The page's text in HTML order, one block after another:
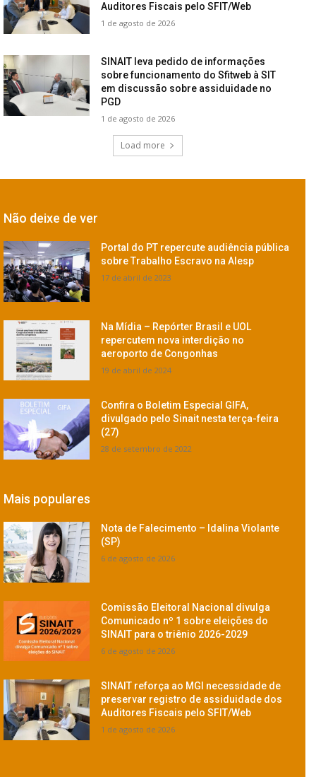
Auditores Fiscais pelo SFIT/Web
1 de agosto de 2026
SINAIT leva pedido de informações
sobre funcionamento do Sfitweb à SIT
em discussão sobre assiduidade no
PGD
1 de agosto de 2026
Load more
Não deixe de ver
Portal do PT repercute audiência pública
sobre Trabalho Escravo na Alesp
17 de abril de 2023
Na Mídia – Repórter Brasil e UOL
repercutem nova interdição no
aeroporto de Congonhas
19 de abril de 2024
Confira o Boletim Especial GIFA,
divulgado pelo Sinait nesta terça-feira
(27)
28 de setembro de 2022
Mais populares
Nota de Falecimento – Idalina Violante
(SP)
6 de agosto de 2026
Comissão Eleitoral Nacional divulga
Comunicado nº 1 sobre eleições do
SINAIT para o triênio 2026-2029
6 de agosto de 2026
SINAIT reforça ao MGI necessidade de
preservar registro de assiduidade dos
Auditores Fiscais pelo SFIT/Web
1 de agosto de 2026